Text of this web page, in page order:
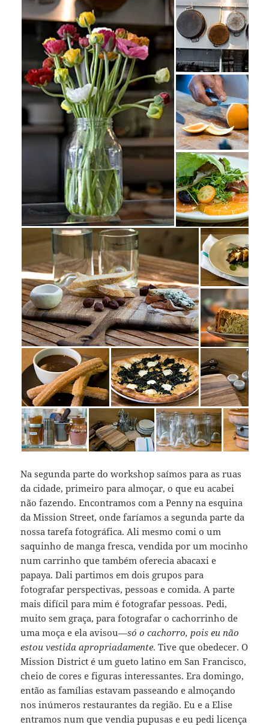
Na segunda parte do workshop saímos para as ruas
da cidade, primeiro para almoçar, o que eu acabei
não fazendo. Encontramos com a Penny na esquina
da Mission Street, onde faríamos a segunda parte da
nossa tarefa fotográfica. Ali mesmo comi o um
saquinho de manga fresca, vendida por um mocinho
num carrinho que também oferecia abacaxi e
papaya. Dali partimos em dois grupos para
fotografar perspectivas, pessoas e comida. A parte
mais difícil para mim é fotografar pessoas. Pedi,
muito sem graça, para fotografar o cachorrinho de
uma moça e ela avisou—só o cachorro, pois eu não
estou vestida apropriadamente. Tive que obedecer. O
Mission District é um gueto latino em San Francisco,
cheio de cores e figuras interessantes. Era domingo,
então as famílias estavam passeando e almoçando
nos inúmeros restaurantes da região. Eu e a Elise
entramos num que vendia pupusas e eu pedi licença